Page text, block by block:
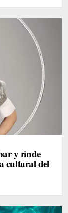
y rinde
cultural del